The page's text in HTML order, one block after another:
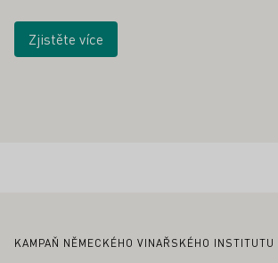
Zjistěte více
Zápatí
KAMPAŇ NĚMECKÉHO VINAŘSKÉHO INSTITUTU